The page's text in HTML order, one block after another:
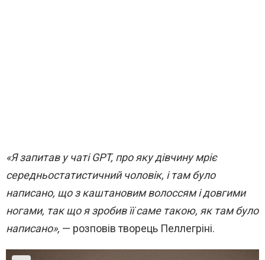
«Я запитав у чаті GPT, про яку дівчину мріє
середньостатистичний чоловік, і там було
написано, що з каштановим волоссям і довгими
ногами, так що я зробив її саме такою, як там було
написано», — розповів творець Пеллегріні.